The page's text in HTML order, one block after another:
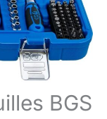
BGS